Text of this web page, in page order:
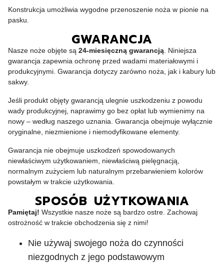
Konstrukcja umożliwia wygodne przenoszenie noża w pionie na
pasku.
GWARANCJA
Nasze noże objęte są 24-miesięczną gwarancją . Niniejsza
gwarancja zapewnia ochronę przed wadami materiałowymi i
produkcyjnymi. Gwarancja dotyczy zarówno noża, jak i kabury lub
sakwy.
Jeśli produkt objęty gwarancją ulegnie uszkodzeniu z powodu
wady produkcyjnej, naprawimy go bez opłat lub wymienimy na
nowy – według naszego uznania. Gwarancja obejmuje wyłącznie
oryginalne, niezmienione i niemodyfikowane elementy.
Gwarancja nie obejmuje uszkodzeń spowodowanych
niewłaściwym użytkowaniem, niewłaściwą pielęgnacją,
normalnym zużyciem lub naturalnym przebarwieniem kolorów
powstałym w trakcie użytkowania.
SPOSÓB UŻYTKOWANIA
Pamiętaj! Wszystkie nasze noże są bardzo ostre. Zachowaj
ostrożność w trakcie obchodzenia się z nimi!
Nie używaj swojego noża do czynności
niezgodnych z jego podstawowym